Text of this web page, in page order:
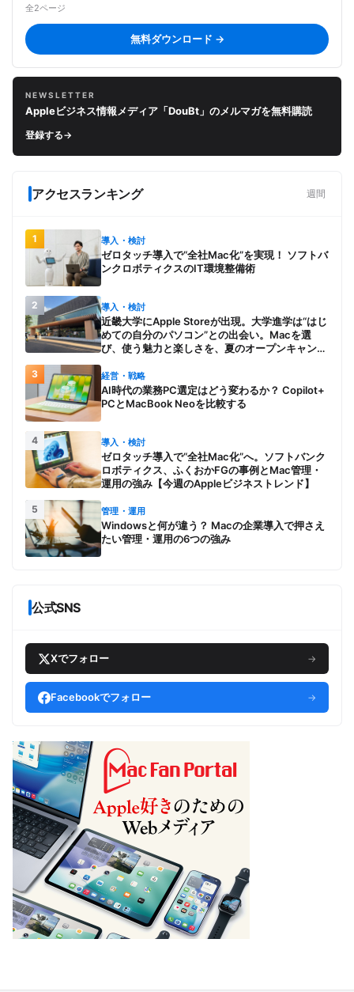
全2ページ
無料ダウンロード →
NEWSLETTER
Appleビジネス情報メディア「DouBt」のメルマガを無料購読
登録する→
アクセスランキング 週間
1 導入・検討
ゼロタッチ導入で“全社Mac化”を実現！ ソフトバ
ンクロボティクスのIT環境整備術
2 導入・検討
近畿大学にApple Storeが出現。大学進学は“はじ
めての自分のパソコン”との出会い。Macを選
び、使う魅力と楽しさを、夏のオープンキャンパ
3 経営・戦略
AI時代の業務PC選定はどう変わるか？ Copilot+
PCとMacBook Neoを比較する
4 導入・検討
ゼロタッチ導入で“全社Mac化”へ。ソフトバンク
ロボティクス、ふくおかFGの事例とMac管理・
運用の強み【今週のAppleビジネストレンド】
5 管理・運用
Windowsと何が違う？ Macの企業導入で押さえ
たい管理・運用の6つの強み
公式SNS
Xでフォロー →
Facebookでフォロー →